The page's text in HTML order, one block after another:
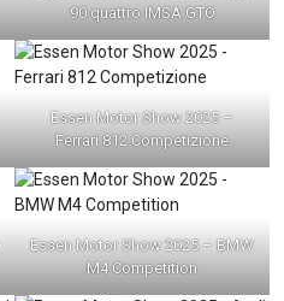
90 quattro IMSA GTO
Essen Motor Show 2025 –
Ferrari 812 Competizione
Essen Motor Show 2025 – BMW
M4 Competition